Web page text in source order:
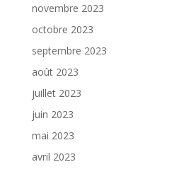
novembre 2023
octobre 2023
septembre 2023
août 2023
juillet 2023
juin 2023
mai 2023
avril 2023